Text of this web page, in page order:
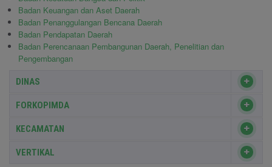
Badan Keuangan dan Aset Daerah
Badan Penanggulangan Bencana Daerah
Badan Pendapatan Daerah
Badan Perencanaan Pembangunan Daerah, Penelitian dan
Pengembangan
DINAS
FORKOPIMDA
KECAMATAN
VERTIKAL